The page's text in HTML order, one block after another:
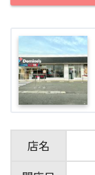
店名